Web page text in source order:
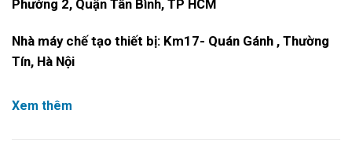
Phường 2, Quận Tân Bình, TP HCM
Nhà máy chế tạo thiết bị: Km17- Quán Gánh , Thường
Tín, Hà Nội
Xem thêm